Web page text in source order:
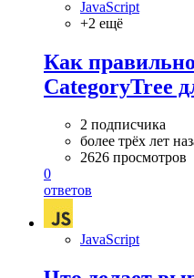
JavaScript
+2 ещё
Как
CategoryTree
2 подписчика
более трёх лет
2626 просмотров
0
ответов
JavaScript